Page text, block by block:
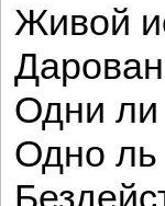
Живой
Одни ли
Одно ль